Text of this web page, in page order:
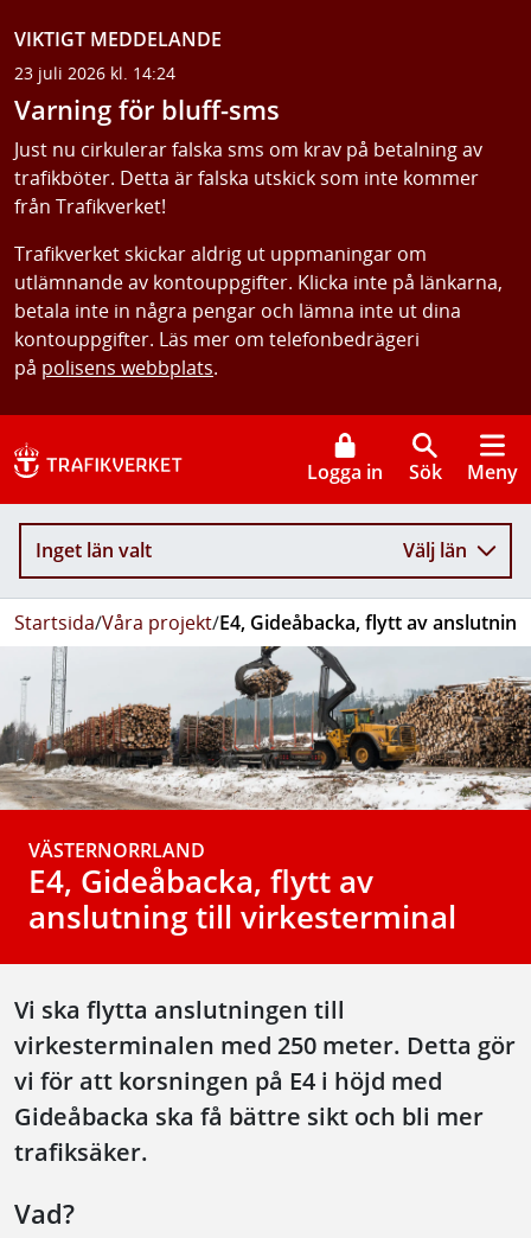
VIKTIGT MEDDELANDE
23 juli 2026 kl. 14:24
Varning för bluff-sms
Just nu cirkulerar falska sms om krav på betalning av
trafikböter. Detta är falska utskick som inte kommer
från Trafikverket!
Trafikverket skickar aldrig ut uppmaningar om
utlämnande av kontouppgifter. Klicka inte på länkarna,
betala inte in några pengar och lämna inte ut dina
kontouppgifter. Läs mer om telefonbedrägeri
på polisens webbplats.
Logga in Sök Meny
Inget län valt Välj län
Startsida/Våra projekt/E4, Gideåbacka, flytt av
VÄSTERNORRLAND
E4, Gideåbacka, flytt av
anslutning till virkesterminal
Vi ska flytta anslutningen till
virkesterminalen med 250 meter. Detta gör
vi för att korsningen på E4 i höjd med
Gideåbacka ska få bättre sikt och bli mer
trafiksäker.
Vad?